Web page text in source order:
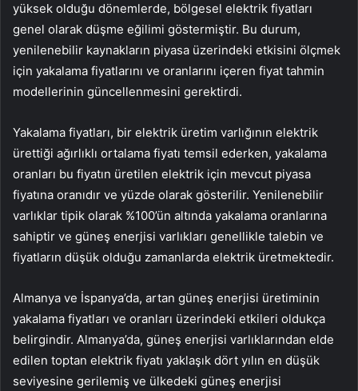
yüksek olduğu dönemlerde, bölgesel elektrik fiyatları
genel olarak düşme eğilimi göstermiştir. Bu durum,
yenilenebilir kaynakların piyasa üzerindeki etkisini ölçmek
için yakalama fiyatlarını ve oranlarını içeren fiyat tahmin
modellerinin güncellenmesini gerektirdi.
Yakalama fiyatları, bir elektrik üretim varlığının elektrik
ürettiği ağırlıklı ortalama fiyatı temsil ederken, yakalama
oranları bu fiyatın üretilen elektrik için mevcut piyasa
fiyatına oranıdır ve yüzde olarak gösterilir. Yenilenebilir
varlıklar tipik olarak %100’ün altında yakalama oranlarına
sahiptir ve güneş enerjisi varlıkları genellikle talebin ve
fiyatların düşük olduğu zamanlarda elektrik üretmektedir.
Almanya ve İspanya’da, artan güneş enerjisi üretiminin
yakalama fiyatları ve oranları üzerindeki etkileri oldukça
belirgindir. Almanya’da, güneş enerjisi varlıklarından elde
edilen toptan elektrik fiyatı yaklaşık dört yılın en düşük
seviyesine gerilemiş ve ülkedeki güneş enerjisi